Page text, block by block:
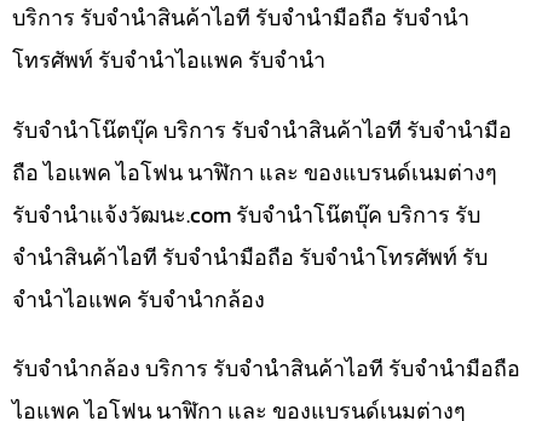
บริการ รับจำนำสินค้าไอที รับจำนำมือถือ รับจำนำ
โทรศัพท์ รับจำนำไอแพค รับจำนำ
รับจำนำโน๊ตบุ๊ค บริการ รับจำนำสินค้าไอที รับจำนำมือ
ถือ ไอแพค ไอโฟน นาฬิกา และ ของแบรนด์เนมต่างๆ
รับจํานําแจ้งวัฒนะ.com รับจำนำโน๊ตบุ๊ค บริการ รับ
จำนำสินค้าไอที รับจำนำมือถือ รับจำนำโทรศัพท์ รับ
จำนำไอแพค รับจำนำกล้อง
รับจำนำกล้อง บริการ รับจำนำสินค้าไอที รับจำนำมือถือ
ไอแพค ไอโฟน นาฬิกา และ ของแบรนด์เนมต่างๆ